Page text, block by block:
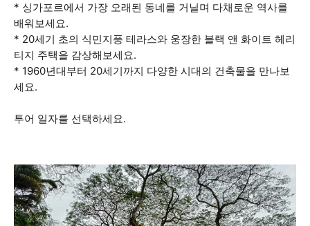
* 싱가포르에서 가장 오래된 동네를 거닐며 다채로운 역사를
배워보세요.
* 20세기 초의 식민지풍 테라스와 웅장한 블랙 앤 화이트 헤리
티지 주택을 감상해보세요.
* 1960년대부터 20세기까지 다양한 시대의 건축물을 만나보
세요.
투어 일자를 선택하세요.